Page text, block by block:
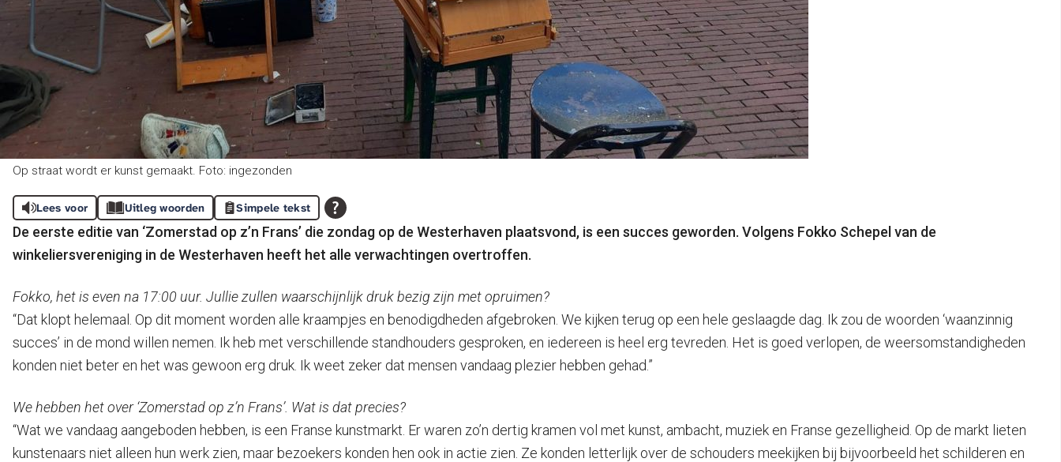
Op straat wordt er kunst gemaakt. Foto: ingezonden
Lees voor Uitleg woorden Simpele tekst
De eerste editie van ‘Zomerstad op z’n Frans’ die zondag op de Westerhaven plaatsvond, is een succes geworden. Volgens Fokko Schepel van de
winkeliersvereniging in de Westerhaven heeft het alle verwachtingen overtroffen.
Fokko, het is even na 17:00 uur. Jullie zullen waarschijnlijk druk bezig zijn met opruimen?
“Dat klopt helemaal. Op dit moment worden alle kraampjes en benodigdheden afgebroken. We kijken terug op een hele geslaagde dag. Ik zou de woorden ‘waanzinnig
succes’ in de mond willen nemen. Ik heb met verschillende standhouders gesproken, en iedereen is heel erg tevreden. Het is goed verlopen, de weersomstandigheden
konden niet beter en het was gewoon erg druk. Ik weet zeker dat mensen vandaag plezier hebben gehad.”
We hebben het over ‘Zomerstad op z’n Frans’. Wat is dat precies?
“Wat we vandaag aangeboden hebben, is een Franse kunstmarkt. Er waren zo’n dertig kramen vol met kunst, ambacht, muziek en Franse gezelligheid. Op de markt lieten
kunstenaars niet alleen hun werk zien, maar bezoekers konden hen ook in actie zien. Ze konden letterlijk over de schouders meekijken bij bijvoorbeeld het schilderen en